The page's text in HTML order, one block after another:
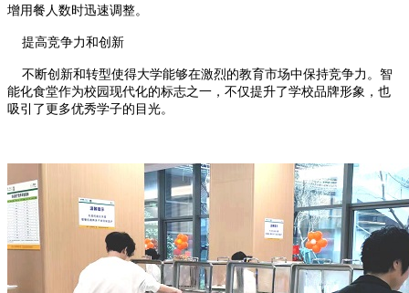
增用餐人数时迅速调整。
提高竞争力和创新
不断创新和转型使得大学能够在激烈的教育市场中保持竞争力。智
能化食堂作为校园现代化的标志之一，不仅提升了学校品牌形象，也
吸引了更多优秀学子的目光。